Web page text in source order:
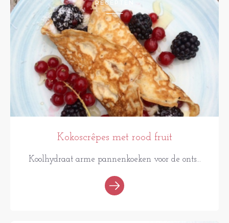
RECEPTEN
Kokoscrêpes met rood fruit
Koolhydraat arme pannenkoeken voor de onts...